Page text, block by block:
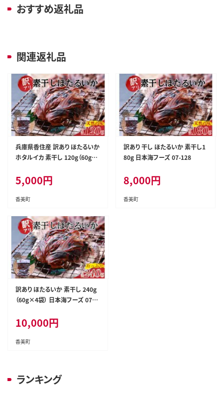
おすすめ返礼品
関連返礼品
兵庫県香住産 訳あり ほたるいか
ホタルイカ 素干し 120g（60g×
5,000円
香美町
訳あり 干し ほたるいか 素干し1
80g 日本海フーズ 07-128
8,000円
香美町
訳あり ほたるいか 素干し 240g
（60g×4袋） 日本海フーズ 07-2
10,000円
香美町
ランキング